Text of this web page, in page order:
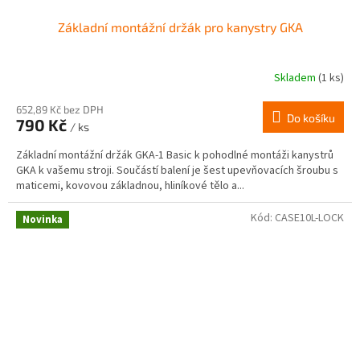
Základní montážní držák pro kanystry GKA
Skladem (1 ks)
652,89 Kč bez DPH
790 Kč / ks
Do košíku
Základní montážní držák GKA-1 Basic k pohodlné montáži kanystrů
GKA k vašemu stroji. Součástí balení je šest upevňovacích šroubu s
maticemi, kovovou základnou, hliníkové tělo a...
Novinka Kód: CASE10L-LOCK